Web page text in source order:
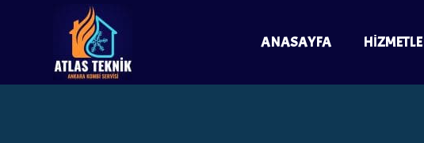
ANASAYFA